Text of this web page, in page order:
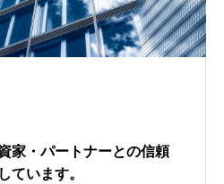
家・パートナーとの信頼
ています。